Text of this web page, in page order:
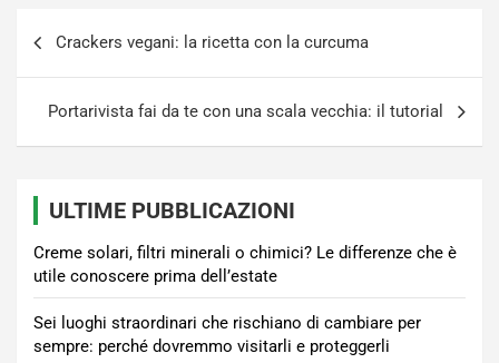
Crackers vegani: la ricetta con la curcuma
Portarivista fai da te con una scala vecchia: il tutorial
ULTIME PUBBLICAZIONI
Creme solari, filtri minerali o chimici? Le differenze che è
utile conoscere prima dell’estate
Sei luoghi straordinari che rischiano di cambiare per
sempre: perché dovremmo visitarli e proteggerli